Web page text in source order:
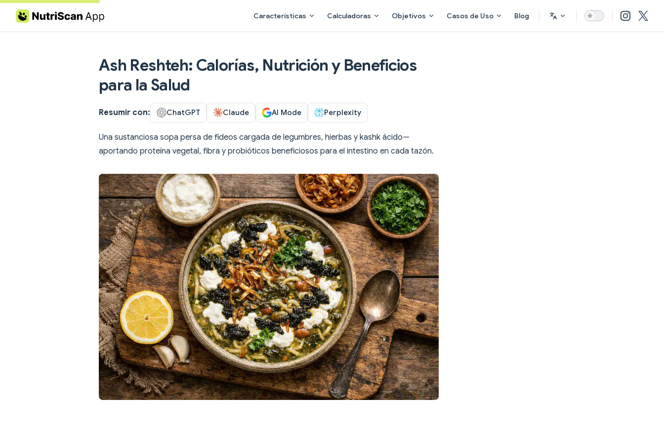
Skip to content Características Calculadoras Objetivos Casos de Uso Blog
Ash Reshteh: Calorías, Nutrición y Beneficios
para la Salud
Resumir con: ChatGPT Claude AI Mode Perplexity
Una sustanciosa sopa persa de fideos cargada de legumbres, hierbas y kashk ácido—
aportando proteína vegetal, fibra y probióticos beneficiosos para el intestino en cada tazón.